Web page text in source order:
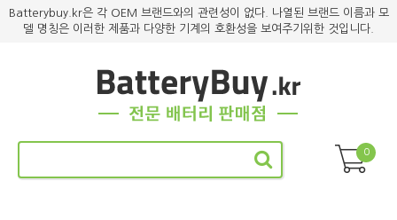
Batterybuy.kr은 각 OEM 브랜드와의 관련성이 없다. 나열된 브랜드 이름과 모
델 명칭은 이러한 제품과 다양한 기계의 호환성을 보여주기위한 것입니다.
0